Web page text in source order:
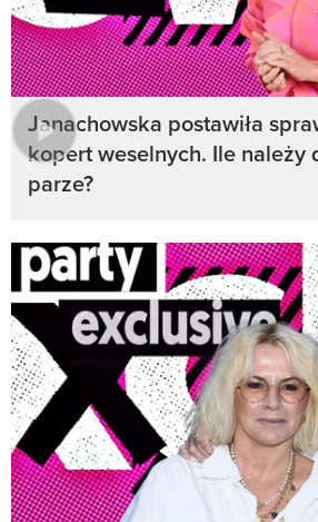
Janachowska postawiła
kopert weselnych. Ile należy
parze?